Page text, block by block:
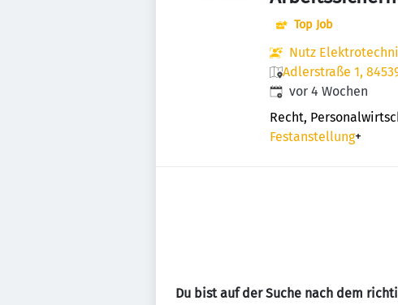
Top Job
Nutz
Adlerstraße 1,
Veröffentlicht:
vor 4 Wochen
Recht,
Festanstellung+
Du bist auf der Suche nach dem